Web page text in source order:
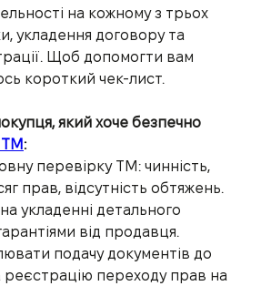
на кожному з трьох
укладення договору та
Щоб допомогти вам
короткий чек-лист.
який хоче безпечно
ТМ:
перевірку ТМ: чинність,
прав, відсутність обтяжень.
укладенні детального
від продавця.
подачу документів до
реєстрацію переходу прав на